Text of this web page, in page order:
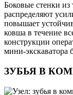
Боковые стенки из
распределяют
повышает
ковша в течение
конструкции
мини-экскаватора
ЗУБЬЯ В